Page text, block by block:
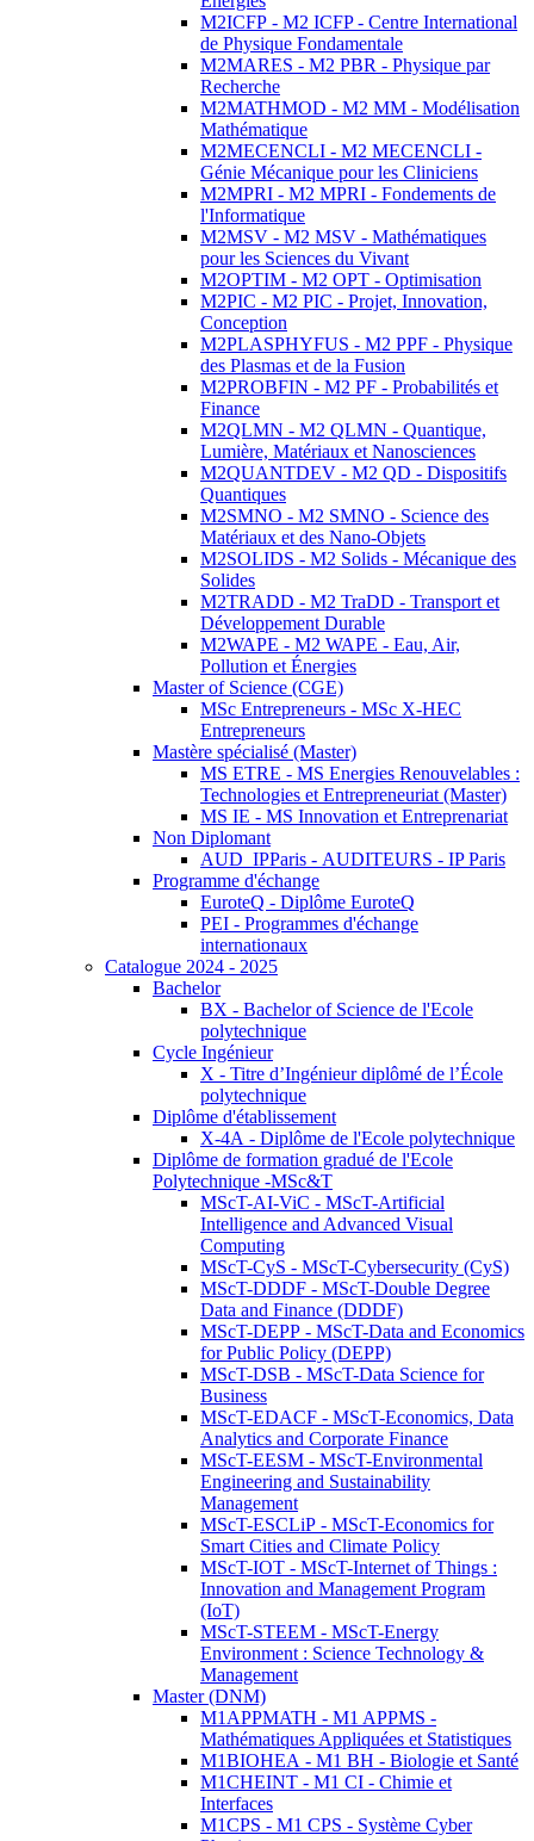
M2ICFP - M2 ICFP - Centre International
de Physique Fondamentale
M2MARES - M2 PBR - Physique par
Recherche
M2MATHMOD - M2 MM - Modélisation
Mathématique
M2MECENCLI - M2 MECENCLI -
Génie Mécanique pour les Cliniciens
M2MPRI - M2 MPRI - Fondements de
l'Informatique
M2MSV - M2 MSV - Mathématiques
pour les Sciences du Vivant
M2OPTIM - M2 OPT - Optimisation
M2PIC - M2 PIC - Projet, Innovation,
Conception
M2PLASPHYFUS - M2 PPF - Physique
des Plasmas et de la Fusion
M2PROBFIN - M2 PF - Probabilités et
Finance
M2QLMN - M2 QLMN - Quantique,
Lumière, Matériaux et Nanosciences
M2QUANTDEV - M2 QD - Dispositifs
Quantiques
M2SMNO - M2 SMNO - Science des
Matériaux et des Nano-Objets
M2SOLIDS - M2 Solids - Mécanique des
Solides
M2TRADD - M2 TraDD - Transport et
Développement Durable
M2WAPE - M2 WAPE - Eau, Air,
Pollution et Énergies
Master of Science (CGE)
MSc Entrepreneurs - MSc X-HEC
Entrepreneurs
Mastère spécialisé (Master)
MS ETRE - MS Energies Renouvelables :
Technologies et Entrepreneuriat (Master)
MS IE - MS Innovation et Entreprenariat
Non Diplomant
AUD_IPParis - AUDITEURS - IP Paris
Programme d'échange
EuroteQ - Diplôme EuroteQ
PEI - Programmes d'échange
internationaux
Catalogue 2024 - 2025
Bachelor
BX - Bachelor of Science de l'Ecole
polytechnique
Cycle Ingénieur
X - Titre d’Ingénieur diplômé de l’École
polytechnique
Diplôme d'établissement
X-4A - Diplôme de l'Ecole polytechnique
Diplôme de formation gradué de l'Ecole
Polytechnique -MSc&T
MScT-AI-ViC - MScT-Artificial
Intelligence and Advanced Visual
Computing
MScT-CyS - MScT-Cybersecurity (CyS)
MScT-DDDF - MScT-Double Degree
Data and Finance (DDDF)
MScT-DEPP - MScT-Data and Economics
for Public Policy (DEPP)
MScT-DSB - MScT-Data Science for
Business
MScT-EDACF - MScT-Economics, Data
Analytics and Corporate Finance
MScT-EESM - MScT-Environmental
Engineering and Sustainability
Management
MScT-ESCLiP - MScT-Economics for
Smart Cities and Climate Policy
MScT-IOT - MScT-Internet of Things :
Innovation and Management Program
(IoT)
MScT-STEEM - MScT-Energy
Environment : Science Technology &
Management
Master (DNM)
M1APPMATH - M1 APPMS -
Mathématiques Appliquées et Statistiques
M1BIOHEA - M1 BH - Biologie et Santé
M1CHEINT - M1 CI - Chimie et
Interfaces
M1CPS - M1 CPS - Système Cyber